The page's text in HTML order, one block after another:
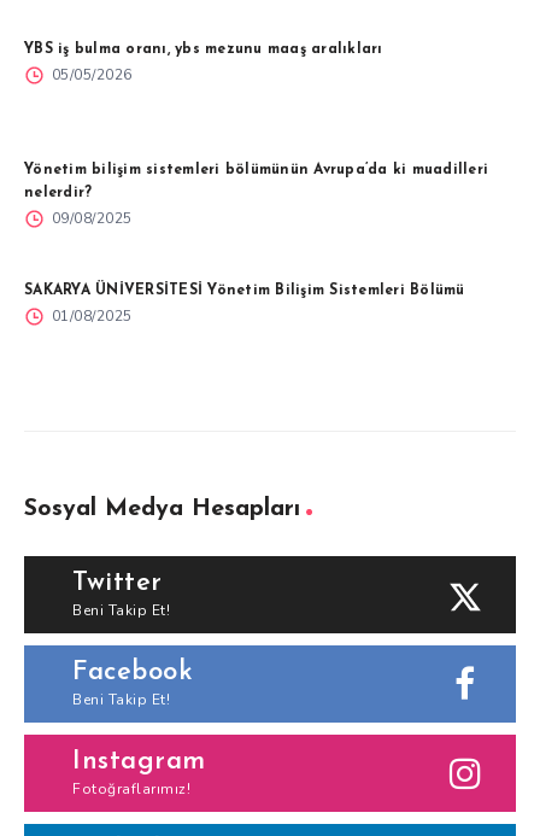
YBS iş bulma oranı, ybs mezunu maaş aralıkları
05/05/2026
Yönetim bilişim sistemleri bölümünün Avrupa’da ki muadilleri
nelerdir?
09/08/2025
SAKARYA ÜNİVERSİTESİ Yönetim Bilişim Sistemleri Bölümü
01/08/2025
Sosyal Medya Hesapları
Twitter
Beni Takip Et!
Facebook
Beni Takip Et!
Instagram
Fotoğraflarımız!